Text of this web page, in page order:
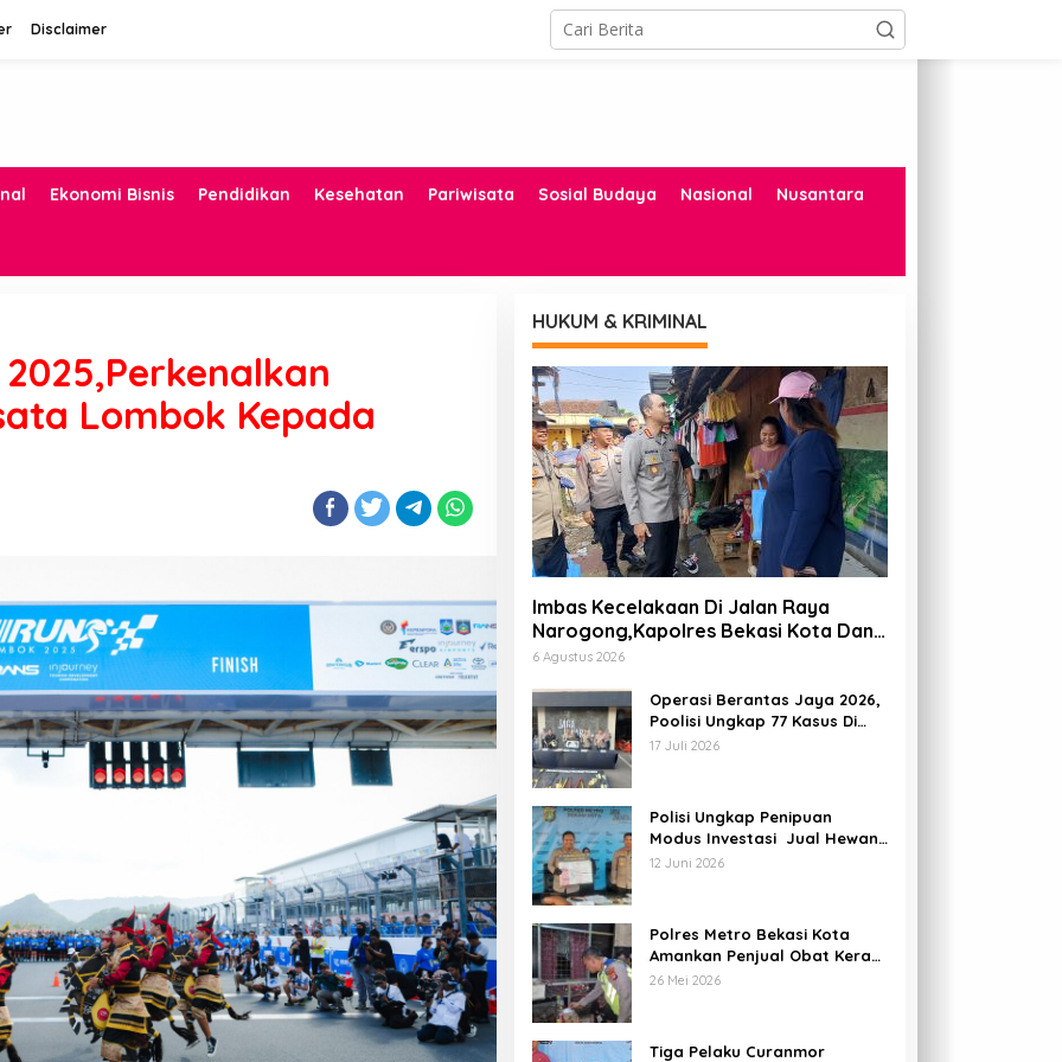
Disclaimer
Ekonomi Bisnis Pendidikan Kesehatan Pariwisata Sosial Budaya Nasional Nusantara
2025,Perkenalkan
Lombok Kepada
HUKUM & KRIMINAL
Imbas Kecelakaan Di Jalan Raya
Narogong,Kapolres Bekasi Kota Dan
Para PJU Tinjau TPST Bantargebang
6 Agustus 2026
Operasi Berantas Jaya 2026,
Poolisi Ungkap 77 Kasus Di
Kota Bekasi Dan Amankan 69
17 Juli 2026
Polisi Ungkap Penipuan
Modus Investasi Jual Hewan
Kurban Di Bekasi, Kerugian
12 Juni 2026
Polres Metro Bekasi Kota
Amankan Penjual Obat Keras
Daftar G Di Kota Bekasi
26 Mei 2026
Tiga Pelaku Curanmor